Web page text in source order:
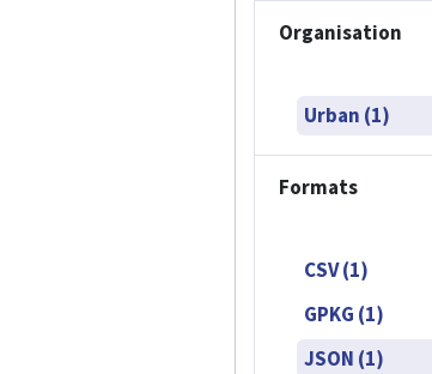
Organisation
Urban (1)
Formats
CSV (1)
GPKG (1)
JSON (1)